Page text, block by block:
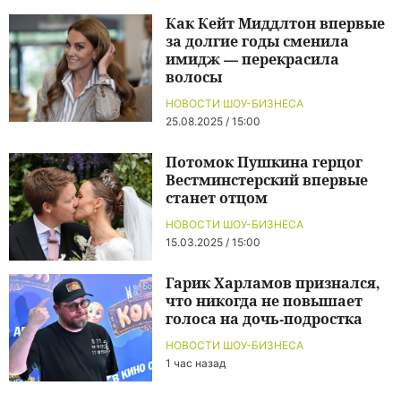
НОВОСТИ ШОУ-БИЗНЕСА
25.08.2025 / 15:00
Как Кейт Миддлтон впервые
за долгие годы сменила
имидж — перекрасила
волосы
НОВОСТИ ШОУ-БИЗНЕСА
15.03.2025 / 15:00
Потомок Пушкина герцог
Вестминстерский впервые
станет отцом
НОВОСТИ ШОУ-БИЗНЕСА
1 час назад
Гарик Харламов признался,
что никогда не повышает
голоса на дочь-подростка